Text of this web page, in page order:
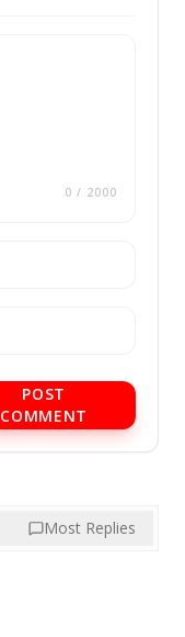
0 / 2000
POST
COMMENT
Most Replies